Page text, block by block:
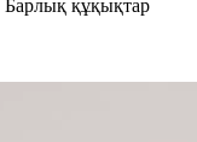
құқықтар